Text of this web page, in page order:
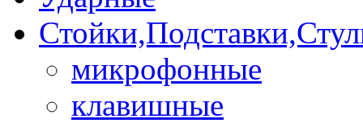
микрофонные
клавишные